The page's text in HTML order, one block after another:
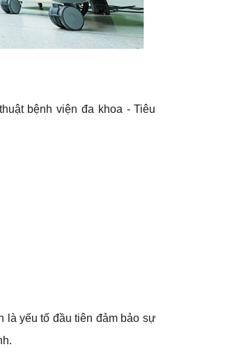
bệnh viện đa khoa - Tiêu
là yếu tố đầu tiên đảm bảo sự